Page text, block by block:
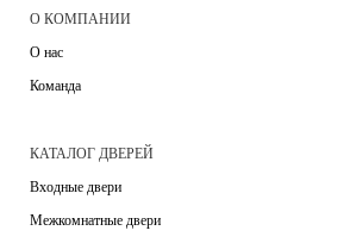
О КОМПАНИИ
О нас
Команда
КАТАЛОГ ДВЕРЕЙ
Входные двери
Межкомнатные двери